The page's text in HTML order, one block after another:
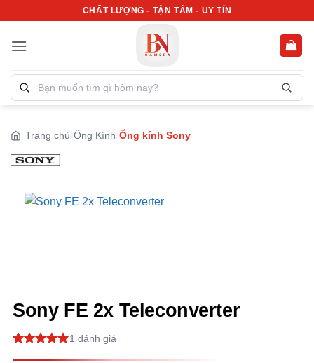
nội
CHẤT LƯỢNG - TẬN TÂM - UY TÍN
Tìm
kiếm
phẩm:
Trang chủ Ống Kính Ống kính Sony
Sony FE 2x Teleconverter
1